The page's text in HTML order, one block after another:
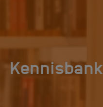
Kennisbank